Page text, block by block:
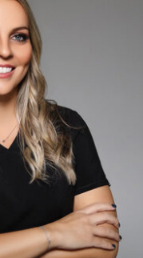
u Beogradu 2015.
MND Dental je od 2016
najveću pažnju joj
vilica i 2019.
specijalizaciju iz te
sa najvišom ocenom.
pokazuje za
problema
Myobrace aparatima.